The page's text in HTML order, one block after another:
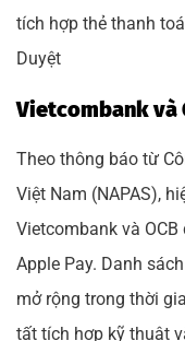
tích hợp thẻ thanh
Duyệt
Vietcombank và
Theo thông báo từ
Việt Nam (NAPAS),
Vietcombank và
Apple Pay. Danh
mở rộng trong thời
tất tích hợp kỹ thuật